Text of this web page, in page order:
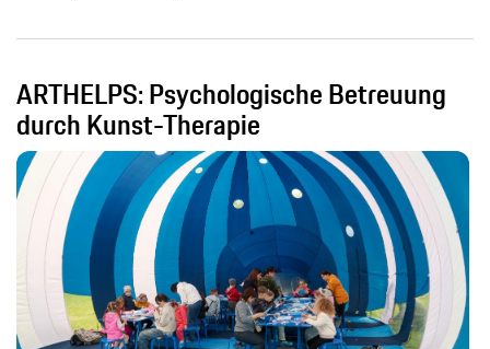
ARTHELPS: Psychologische Betreuung
durch Kunst-Therapie